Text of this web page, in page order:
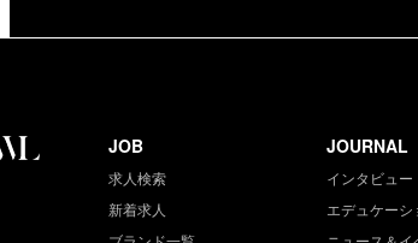
JOB
求人検索
新着求人
JOURNAL
インタビュー
エデュケーシ